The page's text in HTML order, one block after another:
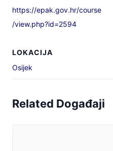
https://epak.gov.hr/course
/view.php?id=2594
LOKACIJA
Osijek
Related Događaji